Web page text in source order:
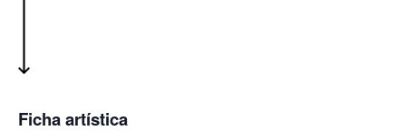
Ficha artística